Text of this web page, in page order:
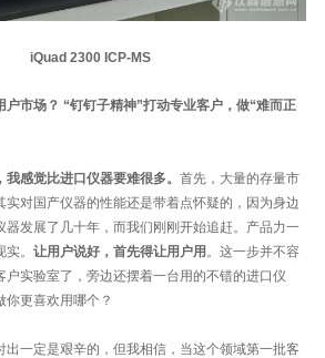
iQuad 2300 ICP-MS
户市场？ “钉钉子精神”打动专业客户，做“难而正
我感觉比进口仪器要难很多。首先，大量的存量市
实对国产仪器的性能还是带着点怀疑的，因为身边
器发展了几十年，而我们刚刚开始追赶。产品力一
。 让用户说好，首先得让用户用 。这一步并不容
户实验室了，旁边还摆着一台用的不错的进口仪
你更喜欢用哪个？
出一定是艰辛的，但我相信，当这个领域第一批客